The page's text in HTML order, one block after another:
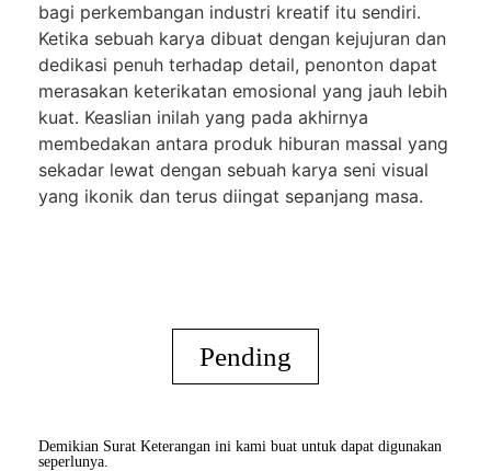
bagi perkembangan industri kreatif itu sendiri.
Ketika sebuah karya dibuat dengan kejujuran dan
dedikasi penuh terhadap detail, penonton dapat
merasakan keterikatan emosional yang jauh lebih
kuat. Keaslian inilah yang pada akhirnya
membedakan antara produk hiburan massal yang
sekadar lewat dengan sebuah karya seni visual
yang ikonik dan terus diingat sepanjang masa.
Pending
Demikian Surat Keterangan ini kami buat untuk dapat digunakan
seperlunya.